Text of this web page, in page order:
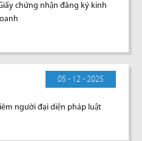
chứng nhận đăng ký kinh
05 - 12 - 2025
người đại diện pháp luật